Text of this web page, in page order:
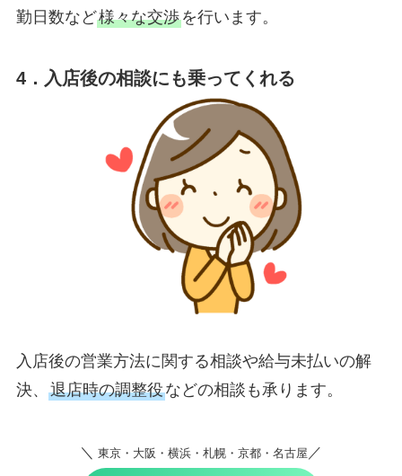
勤日数など様々な交渉を行います。
4．入店後の相談にも乗ってくれる
入店後の営業方法に関する相談や給与未払いの解
決、 退店時の調整役などの相談も承ります。
＼ 東京・大阪・横浜・札幌・京都・名古屋 ／